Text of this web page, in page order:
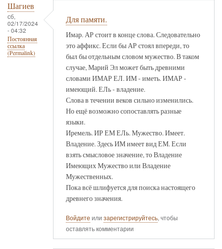
Шагиев
сб,
02/17/2024
- 04:32
Постоянная
ссылка
(Permalink)
Для памяти.
Имар. АР стоит в конце слова. Следовательно
это аффикс. Если бы АР стоял впереди, то
был бы отдельным словом мужество. В таком
случае, Марий Эл может быть древними
словами ИМАР ЕЛ. ИМ - иметь. ИМАР -
имеющий. ЕЛь - владение.
Слова в течении веков сильно изменились.
Но ещё возможно сопоставлять разные
языки.
Иремель. ИР ЕМ ЕЛь. Мужество. Имеет.
Владение. Здесь ИМ имеет вид ЕМ. Если
взять смысловое значение, то Владение
Имеющих Мужество или Владение
Мужественных.
Пока всё шлифуется для поиска настоящего
древнего значения.
Войдите или зарегистрируйтесь, чтобы
оставлять комментарии